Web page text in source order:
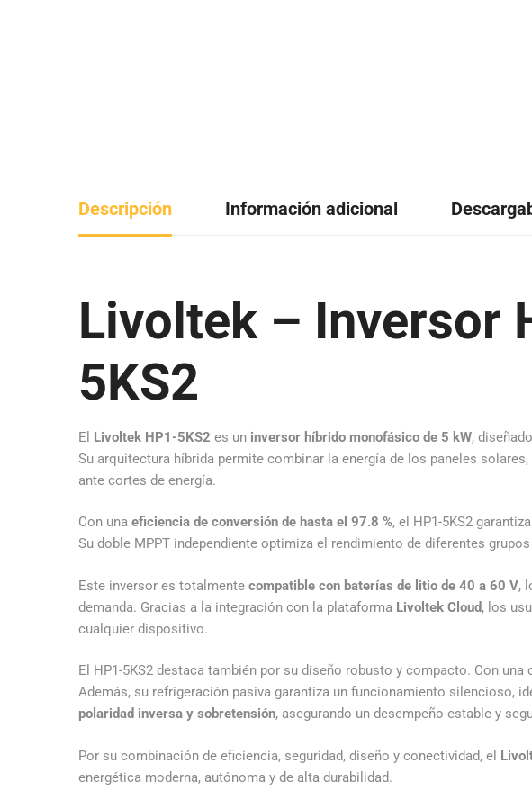
Descripción Información adicional
Livoltek – Inversor
5KS2
El Livoltek HP1-5KS2 es un inversor híbrido monofásico de 5 kW,
Su arquitectura híbrida permite combinar la energía de los paneles
ante cortes de energía.
Con una eficiencia de conversión de hasta el 97.8 %, el HP1-5KS2
Su doble MPPT independiente optimiza el rendimiento de diferentes
Este inversor es totalmente compatible con baterías de litio de 40 a 60 V,
demanda. Gracias a la integración con la plataforma Livoltek Cloud, los
cualquier dispositivo.
El HP1-5KS2 destaca también por su diseño robusto y compacto. Con una
Además, su refrigeración pasiva garantiza un funcionamiento silencioso,
polaridad inversa y sobretensión, asegurando un desempeño estable y
Por su combinación de eficiencia, seguridad, diseño y conectividad, el
energética moderna, autónoma y de alta durabilidad.